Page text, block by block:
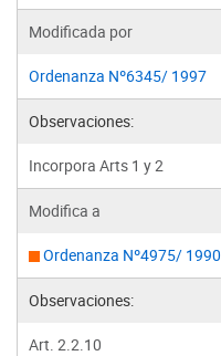
Modificada por
Ordenanza Nº6345/ 1997
Observaciones:
Incorpora Arts 1 y 2
Modifica a
Ordenanza Nº4975/ 1990
Observaciones:
Art. 2.2.10